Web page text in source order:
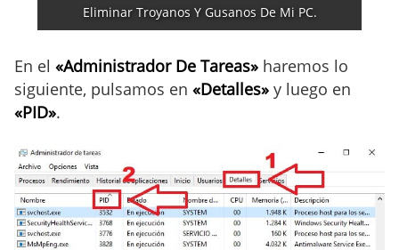
Eliminar Troyanos Y Gusanos De Mi PC.
En el «Administrador De Tareas» haremos lo
siguiente, pulsamos en «Detalles» y luego en
«PID».